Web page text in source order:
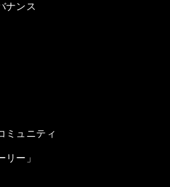
ナンス
ミュニティ
リー」